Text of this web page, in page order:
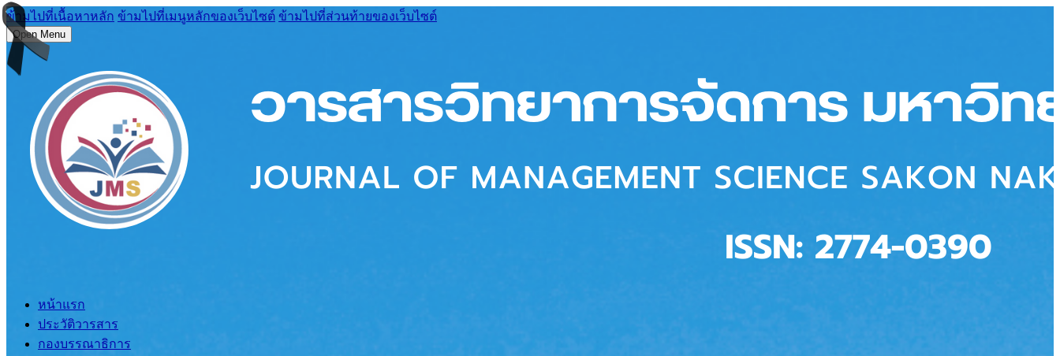
ข้ามไปที่เนื้อหาหลัก ข้ามไปที่เมนูหลักของเว็บไซต์ ข้ามไปที่ส่วนท้ายของเว็บไซต์
Open Menu
หน้าแรก
ประวัติวารสาร
กองบรรณาธิการ